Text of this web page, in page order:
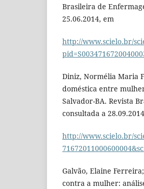
Brasileira de
25.06.2014, em
http://www.scielo.br/
Diniz, Normélia Maria
doméstica entre
Salvador-BA. Revista
consultada a
http://www.scielo.br/
Galvão, Elaine
contra a mulher: